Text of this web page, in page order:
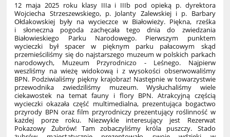
12 maja 2025 roku klasy IIIa i IIIb pod opieką p. dyrektora
Wojciecha Strzeszewskiego, p. Jolanty Zalewskiej i p. Barbary
Ołdakowskiej były na wycieczce w Białowieży. Piękna, rześka
i słoneczna pogoda zachęcała tego dnia do zwiedzania
Białowieskiego Parku Narodowego. Pierwszym punktem
wycieczki był spacer w pięknym parku pałacowym skąd
przemieściliśmy się do najstarszego muzeum w polskich parkach
narodowych, Muzeum Przyrodniczo - Leśnego. Najpierw
weszliśmy na wieżę widokową i z wysokości obserwowaliśmy
BPN. Podziwialiśmy piękny krajobraz! Następnie w towarzystwie
przewodnika zwiedziliśmy muzeum. Wysłuchaliśmy wiele
ciekawostek na temat fauny i flory BPN. Atrakcyjną częścią
wycieczki okazała część multimedialna, prezentująca bogactwo
przyrody BPN oraz film przyrodniczy prezentujący roślinność w
każdej porze roku. Niezwykle interesujący jest Rezerwat
Pokazowy Żubrów! Tam zobaczyliśmy króla puszczy. Stado